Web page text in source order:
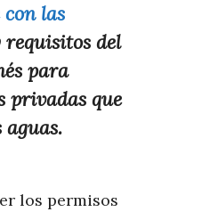
las
requisitos del
para
privadas que
los permisos